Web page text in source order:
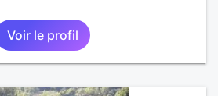
Voir le profil